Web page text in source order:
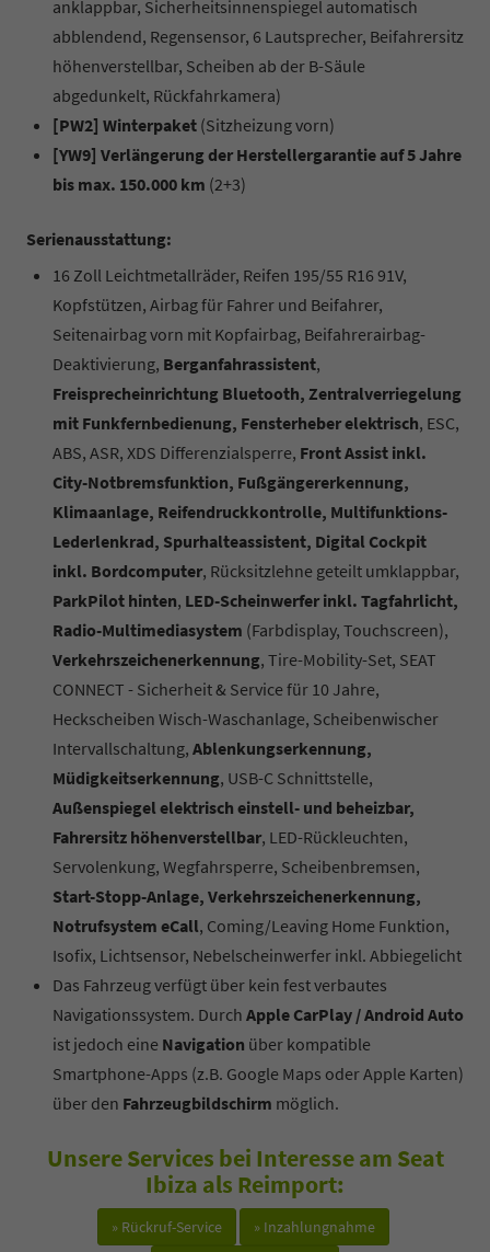
anklappbar, Sicherheitsinnenspiegel automatisch
abblendend, Regensensor, 6 Lautsprecher, Beifahrersitz
höhenverstellbar, Scheiben ab der B-Säule
abgedunkelt, Rückfahrkamera)
[PW2] Winterpaket (Sitzheizung vorn)
[YW9] Verlängerung der Herstellergarantie auf 5 Jahre
bis max. 150.000 km (2+3)
Serienausstattung:
16 Zoll Leichtmetallräder, Reifen 195/55 R16 91V,
Kopfstützen, Airbag für Fahrer und Beifahrer,
Seitenairbag vorn mit Kopfairbag, Beifahrerairbag-
Deaktivierung, Berganfahrassistent,
Freisprecheinrichtung Bluetooth, Zentralverriegelung
mit Funkfernbedienung, Fensterheber elektrisch, ESC,
ABS, ASR, XDS Differenzialsperre, Front Assist inkl.
City-Notbremsfunktion, Fußgängererkennung,
Klimaanlage, Reifendruckkontrolle, Multifunktions-
Lederlenkrad, Spurhalteassistent, Digital Cockpit
inkl. Bordcomputer, Rücksitzlehne geteilt umklappbar,
ParkPilot hinten, LED-Scheinwerfer inkl. Tagfahrlicht,
Radio-Multimediasystem (Farbdisplay, Touchscreen),
Verkehrszeichenerkennung, Tire-Mobility-Set, SEAT
CONNECT - Sicherheit & Service für 10 Jahre,
Heckscheiben Wisch-Waschanlage, Scheibenwischer
Intervallschaltung, Ablenkungserkennung,
Müdigkeitserkennung, USB-C Schnittstelle,
Außenspiegel elektrisch einstell- und beheizbar,
Fahrersitz höhenverstellbar, LED-Rückleuchten,
Servolenkung, Wegfahrsperre, Scheibenbremsen,
Start-Stopp-Anlage, Verkehrszeichenerkennung,
Notrufsystem eCall, Coming/Leaving Home Funktion,
Isofix, Lichtsensor, Nebelscheinwerfer inkl. Abbiegelicht
Das Fahrzeug verfügt über kein fest verbautes
Navigationssystem. Durch Apple CarPlay / Android Auto
ist jedoch eine Navigation über kompatible
Smartphone-Apps (z.B. Google Maps oder Apple Karten)
über den Fahrzeugbildschirm möglich.
Unsere Services bei Interesse am Seat
Ibiza als Reimport:
» Rückruf-Service
» Inzahlungnahme